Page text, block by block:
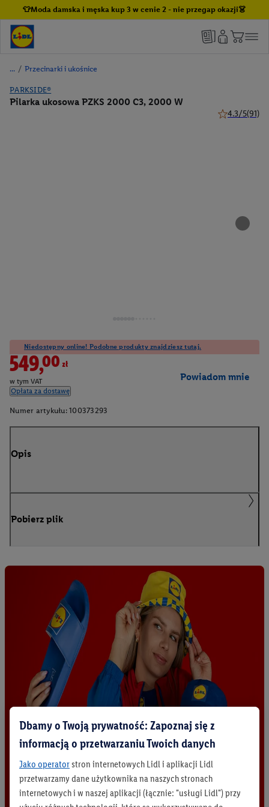
👕Moda damska i męska kup 3 w cenie 2 - nie przegap okazji👗
/ Przecinarki i ukośnice
PARKSIDE®
Pilarka ukosowa PZKS 2000 C3, 2000 W
4.3/5(91)
Niedostępny online! Podobne produkty znajdziesz tutaj.
549,00zł
w tym VAT
Opłata za dostawę
Powiadom mnie
Numer artykułu: 100373293
Opis
Pobierz plik
Dbamy o Twoją prywatność: Zapoznaj się z
informacją o przetwarzaniu Twoich danych
Jako operatorstron internetowych Lidl i aplikacji Lidl
przetwarzamy dane użytkownika na naszych stronach
internetowych i w naszej aplikacji (łącznie: "usługi Lidl") przy